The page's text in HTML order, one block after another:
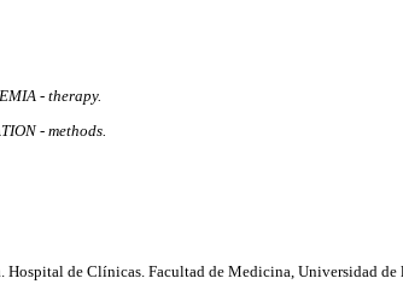
- therapy.
- methods.
de Clínicas. Facultad de Medicina, Universidad de